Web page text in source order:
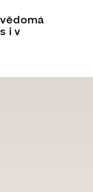
vědomá
i v